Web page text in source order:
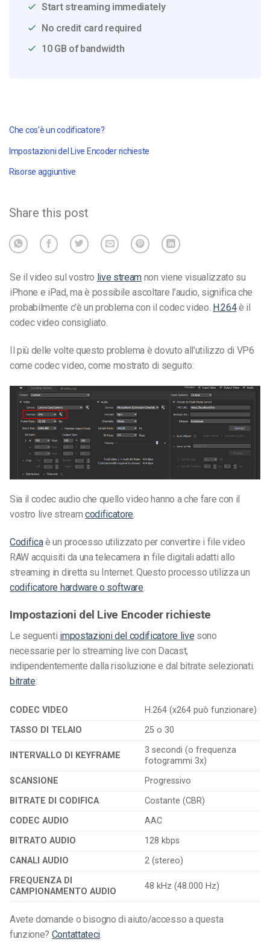
Start streaming immediately
No credit card required
10 GB of bandwidth
Che cos'è un codificatore?
Impostazioni del Live Encoder richieste
Risorse aggiuntive
Share this post
Se il video sul vostro live stream non viene visualizzato su
iPhone e iPad, ma è possibile ascoltare l’audio, significa che
probabilmente c’è un problema con il codec video. H.264è il
codec video consigliato.
Il più delle volte questo problema è dovuto all’utilizzo di VP6
come codec video, come mostrato di seguito:
Sia il codec audio che quello video hanno a che fare con il
vostro live stream codificatore.
Codificaè un processo utilizzato per convertire i file video
RAW acquisiti da una telecamera in file digitali adatti allo
streaming in diretta su Internet. Questo processo utilizza un
codificatore hardware o software.
Impostazioni del Live Encoder richieste
Le seguenti impostazioni del codificatore live sono
necessarie per lo streaming live con Dacast,
indipendentemente dalla risoluzione e dal bitrate selezionati.
bitrate:
CODEC VIDEO
H.264 (x264 può funzionare)
TASSO DI TELAIO
25 o 30
INTERVALLO DI KEYFRAME
3 secondi (o frequenza
fotogrammi 3x)
SCANSIONE
Progressivo
BITRATE DI CODIFICA
Costante (CBR)
CODEC AUDIO
AAC
BITRATO AUDIO
128 kbps
CANALI AUDIO
2 (stereo)
FREQUENZA DI
CAMPIONAMENTO AUDIO
48 kHz (48.000 Hz)
Avete domande o bisogno di aiuto/accesso a questa
funzione? Contattateci.